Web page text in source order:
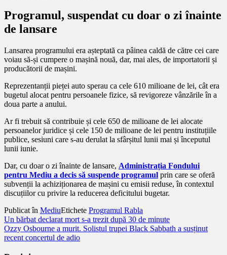
Programul, suspendat cu doar o zi înainte
de lansare
Lansarea programului era așteptată ca pâinea caldă de către cei care
voiau să-și cumpere o mașină nouă, dar, mai ales, de importatorii și
producătorii de mașini.
Reprezentanții pieței auto sperau ca cele 610 milioane de lei, cât era
bugetul alocat pentru persoanele fizice, să revigoreze vânzările în a
doua parte a anului.
Ar fi trebuit să contribuie și cele 650 de milioane de lei alocate
persoanelor juridice și cele 150 de milioane de lei pentru instituțiile
publice, sesiuni care s-au derulat la sfârșitul lunii mai și începutul
lunii iunie.
Dar, cu doar o zi înainte de lansare, Administrația Fondului
pentru Mediu a decis să suspende programul prin care se oferă
subvenții la achiziționarea de mașini cu emisii reduse, în contextul
discuțiilor cu privire la reducerea deficitului bugetar.
Publicat în MediuEtichete Programul Rabla
Navigare
în
Un bărbat declarat mort s-a trezit după 30 de minute
Ozzy Osbourne a murit. Solistul trupei Black Sabbath a susținut
recent concertul de adio